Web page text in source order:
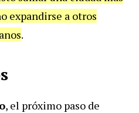
expandirse a otros
.
, el próximo paso de